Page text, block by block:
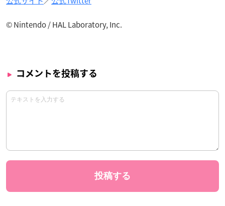
© Nintendo / HAL Laboratory, Inc.
コメントを投稿する